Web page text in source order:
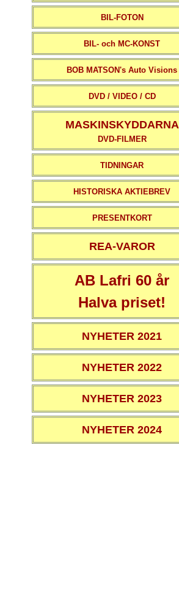
BIL-FOTON
BIL- och MC-KONST
BOB MATSON's Auto Visions
DVD / VIDEO / CD
MASKINSKYDDARNA
DVD-FILMER
TIDNINGAR
HISTORISKA AKTIEBREV
PRESENTKORT
REA-VAROR
AB Lafri 60 år
Halva priset!
NYHETER 2021
NYHETER 2022
NYHETER 2023
NYHETER 2024